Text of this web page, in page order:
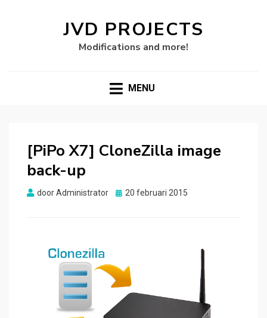
JVD PROJECTS
Modifications and more!
MENU
[PiPo X7] CloneZilla image
back-up
doorAdministrator
Gepubliceerd
20 februari 2015